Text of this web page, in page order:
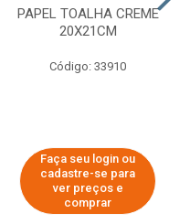
PAPEL TOALHA CREME
20X21CM
Código: 33910
Faça seu login ou
cadastre-se para
ver preços e
comprar